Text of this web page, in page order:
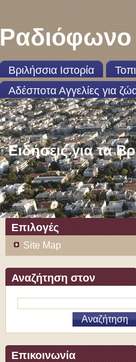
Βριλήσσια Ιστορία
Αδέσποτα Αγγελίες για
Ειδήσεις για τα
Επιλογές
Site Map
Αναζήτηση στον
ιστότοπο
Επικοινωνία